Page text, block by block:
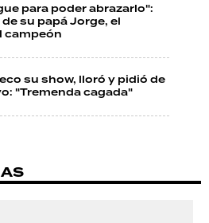
para poder abrazarlo":
su papá Jorge, el
campeón
su show, lloró y pidió de
"Tremenda cagada"